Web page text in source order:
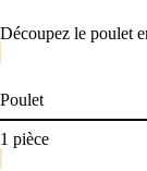
Découpez le poulet
Poulet
1 pièce